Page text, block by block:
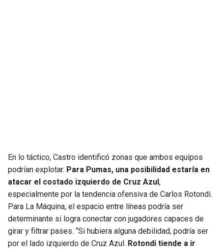
En lo táctico, Castro identificó zonas que ambos equipos
podrían explotar. Para Pumas, una posibilidad estaría en
atacar el costado izquierdo de Cruz Azul ,
especialmente por la tendencia ofensiva de Carlos Rotondi.
Para La Máquina, el espacio entre líneas podría ser
determinante si logra conectar con jugadores capaces de
girar y filtrar pases. “Si hubiera alguna debilidad, podría ser
por el lado izquierdo de Cruz Azul. Rotondi tiende a ir